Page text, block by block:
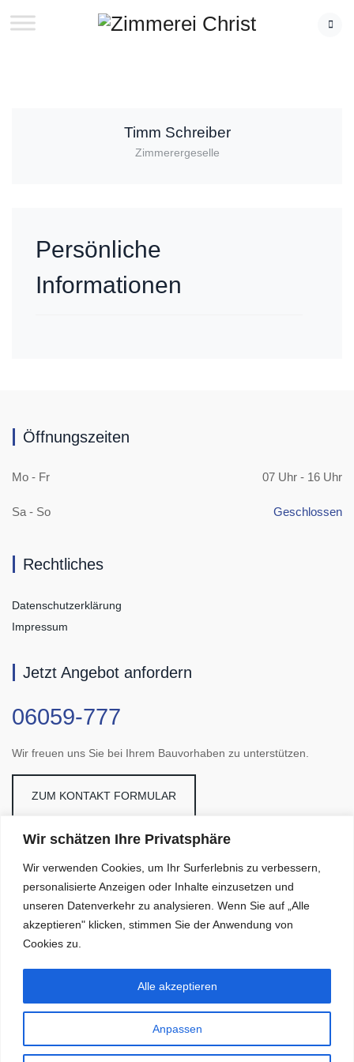
Wir schätzen Ihre Privatsphäre
Wir verwenden Cookies, um Ihr Surferlebnis zu verbessern,
personalisierte Anzeigen oder Inhalte einzusetzen und
unseren Datenverkehr zu analysieren. Wenn Sie auf „Alle
akzeptieren" klicken, stimmen Sie der Anwendung von
Cookies zu.
Anpassen
Alle akzeptieren
Timm Schreiber
Zimmerergeselle
Persönliche
Informationen
Öffnungszeiten
Mo - Fr 07 Uhr - 16 Uhr
Sa - So Geschlossen
Rechtliches
Datenschutzerklärung
Impressum
Jetzt Angebot anfordern
06059-777
Wir freuen uns Sie bei Ihrem Bauvorhaben zu unterstützen.
ZUM KONTAKT FORMULAR
Galerie
Zimmerei Christ